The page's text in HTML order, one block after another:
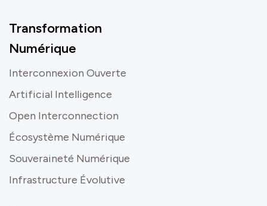
Transformation
Numérique
Interconnexion Ouverte
Artificial Intelligence
Open Interconnection
Écosystème Numérique
Souveraineté Numérique
Infrastructure Évolutive